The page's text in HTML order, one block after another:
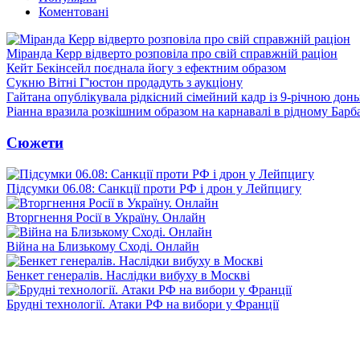
Коментовані
Міранда Керр відверто розповіла про свій справжній раціон
Кейт Бекінсейл поєднала йогу з ефектним образом
Сукню Вітні Г'юстон продадуть з аукціону
Гайтана опублікувала рідкісний сімейний кадр із 9-річною
Ріанна вразила розкішним образом на карнавалі в рідному
Сюжети
Підсумки 06.08: Санкції проти РФ і дрон у Лейпцигу
Вторгнення Росії в Україну. Онлайн
Війна на Близькому Сході. Онлайн
Бенкет генералів. Наслідки вибуху в Москві
Брудні технології. Атаки РФ на вибори у Франції